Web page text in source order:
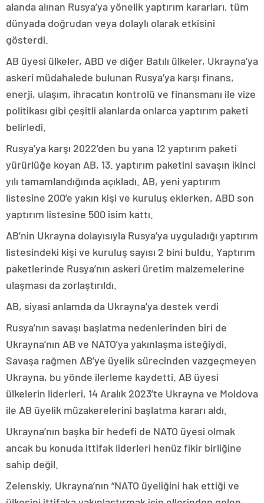
alanda alınan Rusya’ya yönelik yaptırım kararları, tüm
dünyada doğrudan veya dolaylı olarak etkisini
gösterdi.
AB üyesi ülkeler, ABD ve diğer Batılı ülkeler, Ukrayna’ya
askeri müdahalede bulunan Rusya’ya karşı finans,
enerji, ulaşım, ihracatın kontrolü ve finansmanı ile vize
politikası gibi çeşitli alanlarda onlarca yaptırım paketi
belirledi.
Rusya’ya karşı 2022’den bu yana 12 yaptırım paketi
yürürlüğe koyan AB, 13. yaptırım paketini savaşın ikinci
yılı tamamlandığında açıkladı. AB, yeni yaptırım
listesine 200’e yakın kişi ve kuruluş eklerken, ABD son
yaptırım listesine 500 isim kattı.
AB’nin Ukrayna dolayısıyla Rusya’ya uyguladığı yaptırım
listesindeki kişi ve kuruluş sayısı 2 bini buldu. Yaptırım
paketlerinde Rusya’nın askeri üretim malzemelerine
ulaşması da zorlaştırıldı.
AB, siyasi anlamda da Ukrayna’ya destek verdi
Rusya’nın savaşı başlatma nedenlerinden biri de
Ukrayna’nın AB ve NATO’ya yakınlaşma isteğiydi.
Savaşa rağmen AB’ye üyelik sürecinden vazgeçmeyen
Ukrayna, bu yönde ilerleme kaydetti. AB üyesi
ülkelerin liderleri, 14 Aralık 2023’te Ukrayna ve Moldova
ile AB üyelik müzakerelerini başlatma kararı aldı.
Ukrayna’nın başka bir hedefi de NATO üyesi olmak
ancak bu konuda ittifak liderleri henüz fikir birliğine
sahip değil.
Zelenskiy, Ukrayna’nın “NATO üyeliğini hak ettiği ve